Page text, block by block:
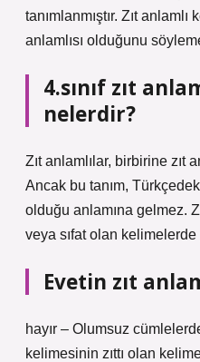
tanımlanmıştır. Zıt
anlamlısı olduğunu
4.sınıf zıt
nelerdir?
Zıt anlamlılar, birbirine zıt
Ancak bu tanım,
olduğu anlamına gelmez.
veya sıfat olan kelimelerde
Evetin zıt
hayır – Olumsuz
kelimesinin zıttı olan